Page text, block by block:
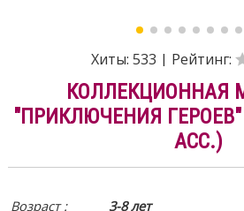
Хиты: 533 | Рейтинг:
КОЛЛЕКЦИОННАЯ
"ПРИКЛЮЧЕНИЯ ГЕРОЕВ"
АСС.)
Возраст :
3-8 лет